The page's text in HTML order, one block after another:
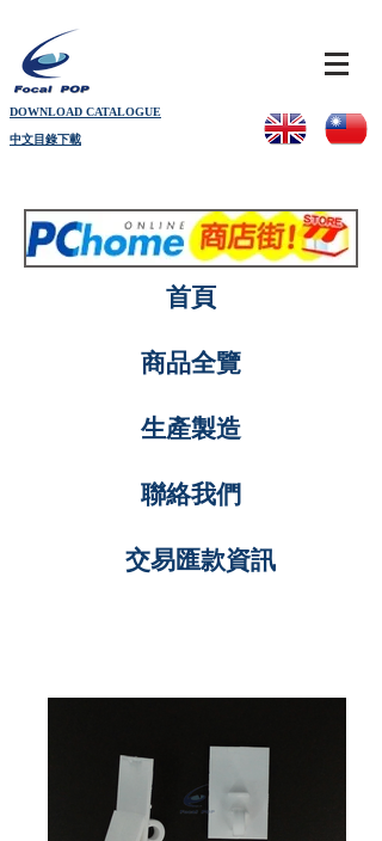
DOWNLOAD CATALOGUE
中文目錄下載
首頁
商品全覽
生產製造
聯絡我們
交易匯款資訊